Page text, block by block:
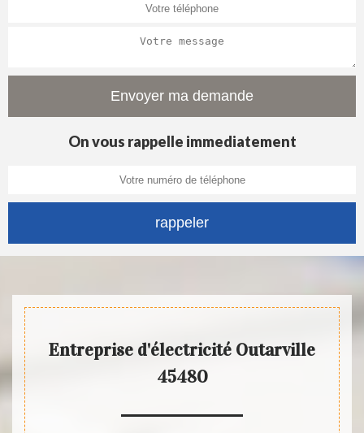
On vous rappelle immediatement
Entreprise d'électricité Outarville
45480